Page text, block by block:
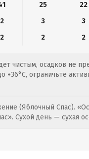
25 22
2 3 3
2 2 2
чистым, осадков не
+36°C, ограничьте
(Яблочный Спас).
Сухой день — сухая